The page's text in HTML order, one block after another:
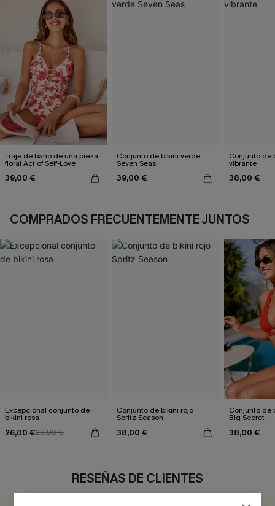
Traje de baño de una pieza
floral Act of Self-Love
39,00 €
Conjunto de bikini verde
Seven Seas
39,00 €
Conjunto de
vibrante
38,00 €
COMPRADOS FRECUENTEMENTE JUNTOS
Excepcional conjunto de
bikini rosa
26,00 €29,00 €
Conjunto de bikini rojo
Spritz Season
38,00 €
Conjunto de
Big Secret
38,00 €
RESEÑAS DE CLIENTES